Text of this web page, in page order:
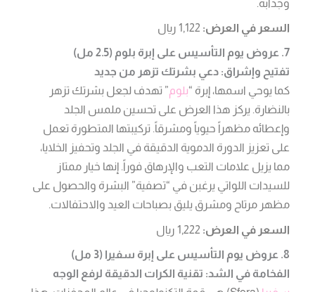
وجذابة.
السعر في العرض:
7. عروض يوم التأسيس على إبرة بلوم (2.5 مل)
تفتيح وإشراق: دعي بشرتك تزهر من جديد
كما يوحي اسمها، إبرة “بلوم” تهدف لجعل بشرتك تزهر
بالنضارة. يركز هذا العرض على تحسين ملمس الجلد
وإعطائه مظهراً حيوياً ومشرقاً. تركيبتها المتطورة تعمل
على تعزيز الدورة الدموية الدقيقة في الجلد وتحفيز الخلايا،
مما يزيل علامات التعب والإرهاق فوراً. إنها خيار ممتاز
للسيدات اللواتي يرغبن في “تصفية” البشرة والحصول على
مظهر مرتاح ومشرق يليق بصباحات العيد والاحتفالات.
السعر في العرض:
8. عروض يوم التأسيس على إبرة سفيرا (3 مل)
الفخامة في الشد: تقنية الكرات الدقيقة لرفع الوجه